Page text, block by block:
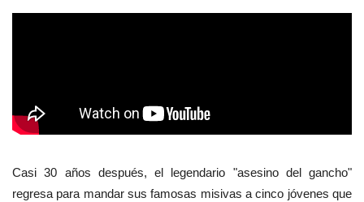
Casi 30 años después, el legendario "asesino del gancho"
regresa para mandar sus famosas misivas a cinco jóvenes que